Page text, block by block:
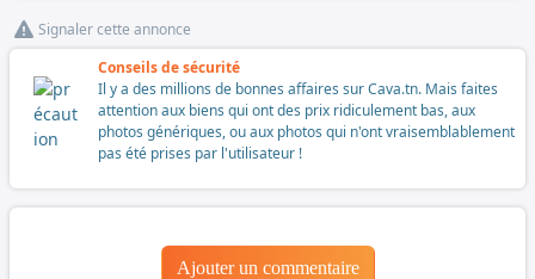
Signaler cette annonce
Conseils de sécurité
Il y a des millions de bonnes affaires sur Cava.tn. Mais faites
attention aux biens qui ont des prix ridiculement bas, aux
photos génériques, ou aux photos qui n'ont vraisemblablement
pas été prises par l'utilisateur !
Ajouter un commentaire